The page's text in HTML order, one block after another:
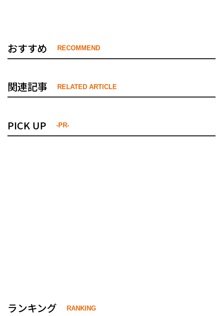
おすすめ RECOMMEND
関連記事 RELATED ARTICLE
PICK UP -PR-
ランキング RANKING